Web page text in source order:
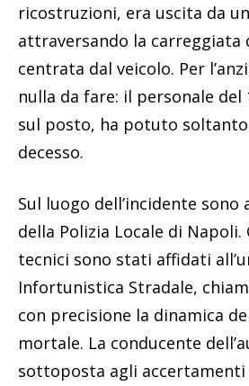
ricostruzioni, era uscita da
attraversando la carreggiata
centrata dal veicolo. Per
nulla da fare: il personale
sul posto, ha potuto
decesso.
Sul luogo dell’incidente
della Polizia Locale di
tecnici sono stati affidati
Infortunistica Stradale,
con precisione la dinamica
mortale. La conducente
sottoposta agli